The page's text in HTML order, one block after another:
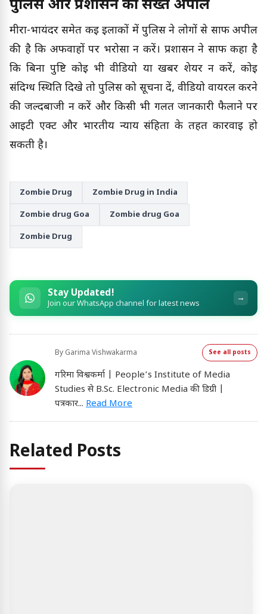
पुलिस और प्रशासन की सख्त अपील
मीरा-भायंदर समेत कई इलाकों में पुलिस ने लोगों से साफ अपील
की है कि अफवाहों पर भरोसा न करें। प्रशासन ने साफ कहा है
कि बिना पुष्टि कोई भी वीडियो या खबर शेयर न करें, कोई
संदिग्ध स्थिति दिखे तो पुलिस को सूचना दें, वीडियो वायरल करने
की जल्दबाजी न करें और किसी भी गलत जानकारी फैलाने पर
आईटी एक्ट और भारतीय न्याय संहिता के तहत कार्रवाई हो
सकती है।
Zombie Drug Zombie Drug in India
Zombie drug Goa Zombie drug Goa
Zombie Drug
Stay Updated!
Join our WhatsApp channel for latest news →
By Garima Vishwakarma See all posts
गरिमा विश्वकर्मा | People’s Institute of Media
Studies से B.Sc. Electronic Media की डिग्री |
पत्रकार... Read More
Related Posts